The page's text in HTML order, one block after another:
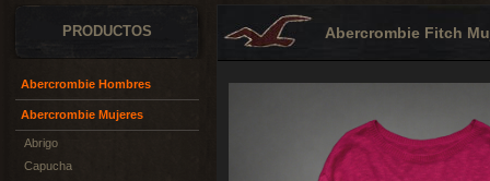
PRODUCTOS
Abercrombie Hombres
Abercrombie Mujeres
Abrigo
Capucha
Abercrombie Fitch